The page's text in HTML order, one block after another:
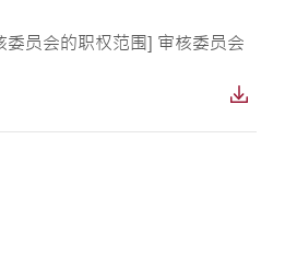
委员会的职权范围] 审核委员会